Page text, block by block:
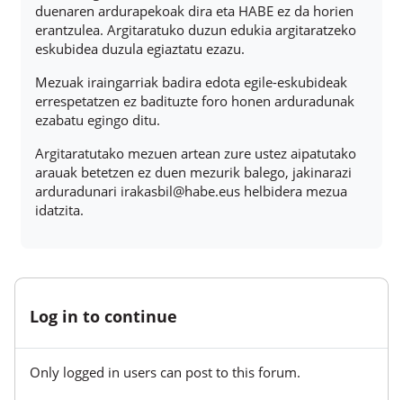
duenaren ardurapekoak dira eta HABE ez da horien
erantzulea. Argitaratuko duzun edukia argitaratzeko
eskubidea duzula egiaztatu ezazu.
Mezuak iraingarriak badira edota egile-eskubideak
errespetatzen ez badituzte foro honen arduradunak
ezabatu egingo ditu.
Argitaratutako mezuen artean zure ustez aipatutako
arauak betetzen ez duen mezurik balego, jakinarazi
arduradunari irakasbil@habe.eus helbidera mezua
idatzita.
Log in to continue
Only logged in users can post to this forum.